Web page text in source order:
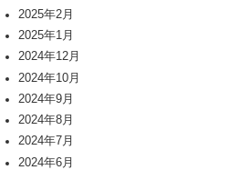
2025年2月
2025年1月
2024年12月
2024年10月
2024年9月
2024年8月
2024年7月
2024年6月